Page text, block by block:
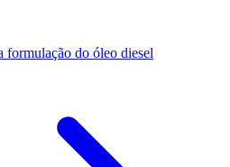
formulação do óleo diesel